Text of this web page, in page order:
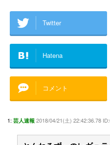
Twitter
Hatena
コメント
1: 芸人速報 2018/04/21(土) 22:42:36.78